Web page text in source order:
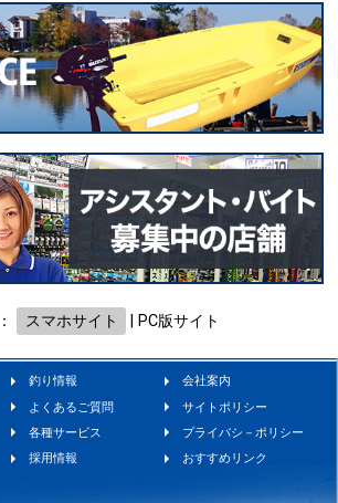
スマホサイト PC版サイト
釣り情報
会社案内
よくあるご質問
サイトポリシー
各種サービス
プライバシ－ポリシー
採用情報 おすすめリンク